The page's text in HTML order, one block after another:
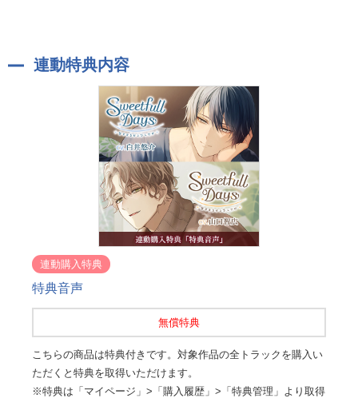
連動特典内容
連動購入特典
特典音声
無償特典
こちらの商品は特典付きです。対象作品の全トラックを購入い
ただくと特典を取得いただけます。
※特典は「マイページ」>「購入履歴」>「特典管理」より取得